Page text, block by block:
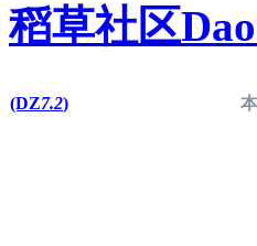
稻草社区
(DZ7.2)